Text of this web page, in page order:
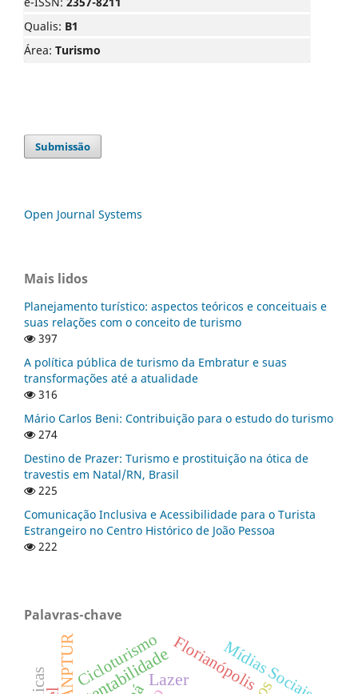
Qualis: B1
Área: Turismo
Submissão
Open Journal Systems
Mais lidos
Planejamento turístico: aspectos teóricos e conceituais e
suas relações com o conceito de turismo
397
A política pública de turismo da Embratur e suas
transformações até a atualidade
316
Mário Carlos Beni: Contribuição para o estudo do turismo
274
Destino de Prazer: Turismo e prostituição na ótica de
travestis em Natal/RN, Brasil
225
Comunicação Inclusiva e Acessibilidade para o Turista
Estrangeiro no Centro Histórico de João Pessoa
222
Palavras-chave
LazerFlorianópolisMídias Sociais
ANPTURCicloturismo